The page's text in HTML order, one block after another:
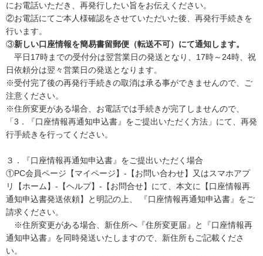
にお電話いただき、再発行したい旨をお伝えください。
②お電話にてご本人様確認をさせていただいた後、再発行手続きを
行います。
③新しい口座情報を簡易書留郵便（転送不可）にて通知します。
平日17時までの受付分は翌営業日の発送となり、17時～24時、祝
日依頼分は翌々営業日の発送となります。
※受付完了後の再発行手続きの取消は承る事ができませんので、ご
注意ください。
※住所変更がある場合、お電話では手続きが完了しませんので、
「3．『口座情報再通知申込書』をご提出いただく方法」にて、再発
行手続きを行ってください。
３．『口座情報再通知申込書』をご提出いただく場合
①PC会員ページ【マイページ】-【お問い合わせ】又はスマホアプ
リ【ホーム】-【ヘルプ】-【お問合せ】にて、本文に【口座情報再
通知申込書発送依頼】と明記の上、 『口座情報再通知申込書』をご
請求ください。
※住所変更がある場合、新住所へ『住所変更届』と『口座情報再
通知申込書』を同時発送いたしますので、新住所もご記載くださ
い。